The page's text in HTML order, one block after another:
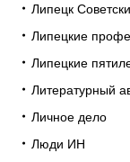
Липецк
Липецкие
Липецкие
Литературный
Личное дело
Люди ИН